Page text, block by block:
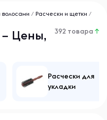
волосами / Расчески и щетки /
– Цены,
392 товара ↑
Расчески для
укладки